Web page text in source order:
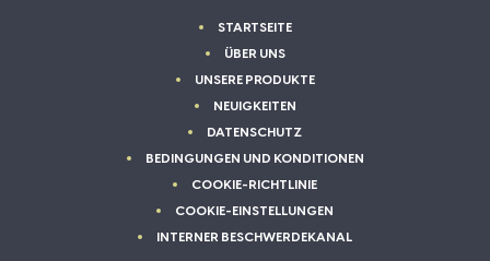
STARTSEITE
ÜBER UNS
UNSERE PRODUKTE
NEUIGKEITEN
DATENSCHUTZ
BEDINGUNGEN UND KONDITIONEN
COOKIE-RICHTLINIE
COOKIE-EINSTELLUNGEN
INTERNER BESCHWERDEKANAL